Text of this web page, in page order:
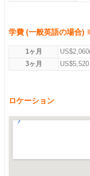
学費 (一般英語の場合)
1ヶ月
3ヶ月
ロケーション